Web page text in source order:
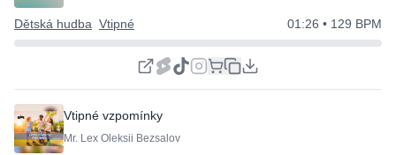
Dětská hudba Vtipné 01:26 • 129 BPM
Vtipné vzpomínky
Mr. Lex Oleksii Bezsalov